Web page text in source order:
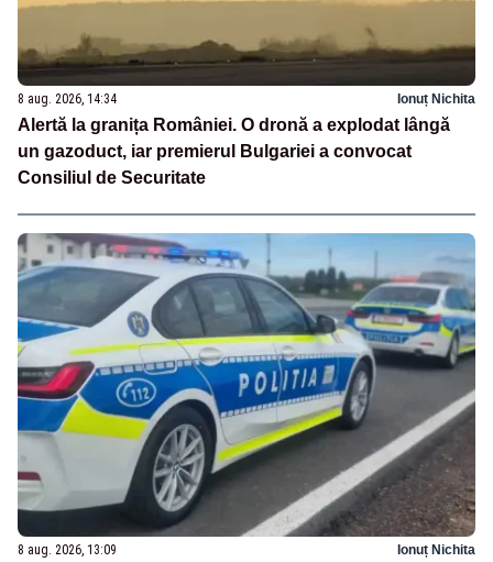
8 aug. 2026, 14:34 Ionuț Nichita
Alertă la granița României. O dronă a explodat lângă
un gazoduct, iar premierul Bulgariei a convocat
Consiliul de Securitate
8 aug. 2026, 13:09 Ionuț Nichita